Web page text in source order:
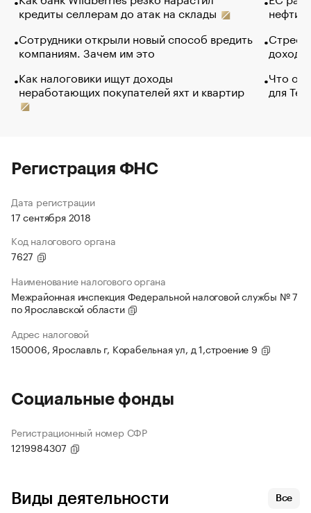
кредиты селлерам до атак на склады
Сотрудники открыли новый способ вредить
компаниям. Зачем им это
Как налоговики ищут доходы
неработающих покупателей яхт и квартир
нефти
Что
для
Регистрация ФНС
Дата регистрации
17 сентября 2018
Код налогового органа
7627
Наименование налогового органа
Межрайонная инспекция Федеральной налоговой службы № 7
по Ярославской области
Адрес налоговой
150006, Ярославль г, Корабельная ул, д 1,строение 9
Социальные фонды
Регистрационный номер СФР
1219984307
Виды деятельности Все